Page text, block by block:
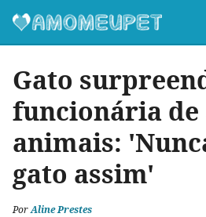
Gato
funcionária de
animais:
gato assim'
PorAline Prestes